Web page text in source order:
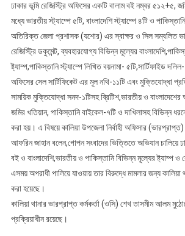
ঢাকার ভূমি রেজিস্ট্রি অফিসের একটি বালাম বই নম্বর ৫১২+৫,
মধ্যে ভারতীয় স্ট্যাম্পে ৫টি, বাংলাদেশি স্ট্যাম্পে ৪টি ও
অতিরিক্ত জেলা প্রশাসক (যশোর) এর স্বাক্ষর ও সিল সম্বলিত
রেজিস্ট্রি ডকুমেন্ট, ব্যবহারযোগ্য বিভিন্ন মূল্যের
ষ্ট্যাম্প,পাকিস্তানি স্ট্যাম্পে লিখিত বয়নামা- ৫টি,সার্টিফাইড
অফিসের সেল সার্টিফিকেট এর মূল নথি-১১টি এবং মুক্তিযোদ্ধা
সাময়িক মুক্তিযোদ্ধা সনদ-১টিসহ ব্রিটিশ,ভারতীয় ও বাংলাদেশের
জমির খতিয়ান, পাকিস্তানি বাইকেল-৭টি ও দাখিলাসহ বিভিন্ন
করা হয়। এ বিষয়ে কালিয়া উপজেলা নির্বাহী অফিসার (ভারপ্রাপ্ত)
আফরিন জাহান বলেন,গোপন সংবাদের ভিত্তিতে অভিযান চালিয়ে
বই ও বাংলাদেশি,ভারতীয় ও পাকিস্তানি বিভিন্ন মূল্যের ষ্ট্যাম্প ও
এসময় অপরাধী পালিয়ে যাওয়ায় তার বিরুদ্ধে মামলার জন্য কালিয়া
করা হয়েছে।
কালিয়া থানার ভারপ্রাপ্ত কর্মকর্তা (ওসি) শেখ তাসমীম আলম
প্রক্রিয়াধীন রয়েছে।